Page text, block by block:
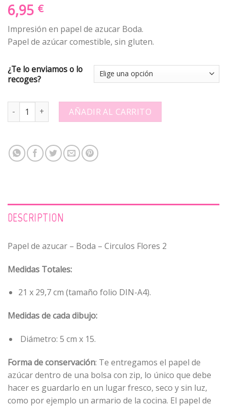
6,95 €
Impresión en papel de azucar Boda.
Papel de azúcar comestible, sin gluten.
¿Te lo enviamos o lo
recoges?
Papel de azucar para boda - Circulos flores 2 quantity
AÑADIR AL CARRITO
DESCRIPTION
Papel de azucar – Boda – Circulos Flores 2
Medidas Totales:
21 x 29,7 cm (tamaño folio DIN-A4).
Medidas de cada dibujo:
Diámetro: 5 cm x 15.
Forma de conservación: Te entregamos el papel de
azúcar dentro de una bolsa con zip, lo único que debe
hacer es guardarlo en un lugar fresco, seco y sin luz,
como por ejemplo un armario de la cocina. El papel de